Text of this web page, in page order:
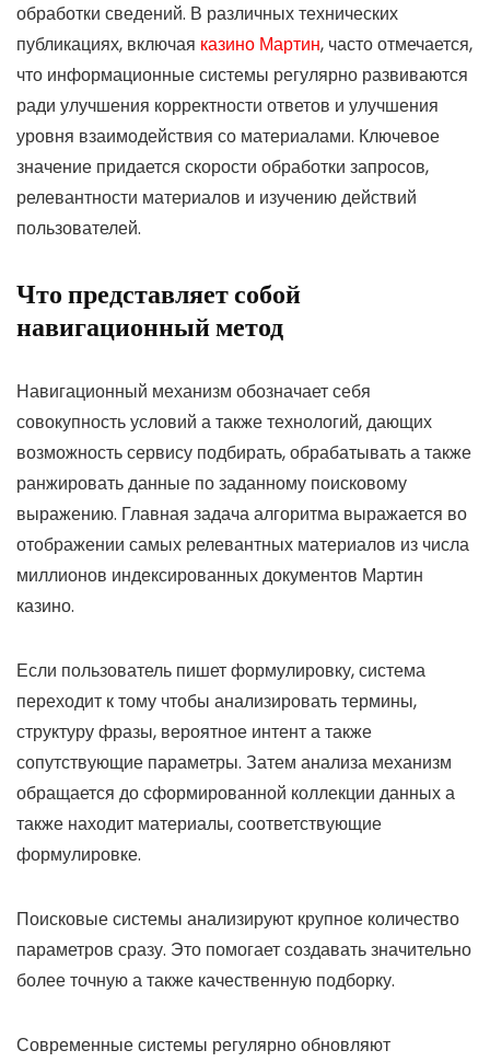
обработки сведений. В различных технических
публикациях, включая казино Мартин, часто отмечается,
что информационные системы регулярно развиваются
ради улучшения корректности ответов и улучшения
уровня взаимодействия со материалами. Ключевое
значение придается скорости обработки запросов,
релевантности материалов и изучению действий
пользователей.
Что представляет собой
навигационный метод
Навигационный механизм обозначает себя
совокупность условий а также технологий, дающих
возможность сервису подбирать, обрабатывать а также
ранжировать данные по заданному поисковому
выражению. Главная задача алгоритма выражается во
отображении самых релевантных материалов из числа
миллионов индексированных документов Мартин
казино.
Если пользователь пишет формулировку, система
переходит к тому чтобы анализировать термины,
структуру фразы, вероятное интент а также
сопутствующие параметры. Затем анализа механизм
обращается до сформированной коллекции данных а
также находит материалы, соответствующие
формулировке.
Поисковые системы анализируют крупное количество
параметров сразу. Это помогает создавать значительно
более точную а также качественную подборку.
Современные системы регулярно обновляют